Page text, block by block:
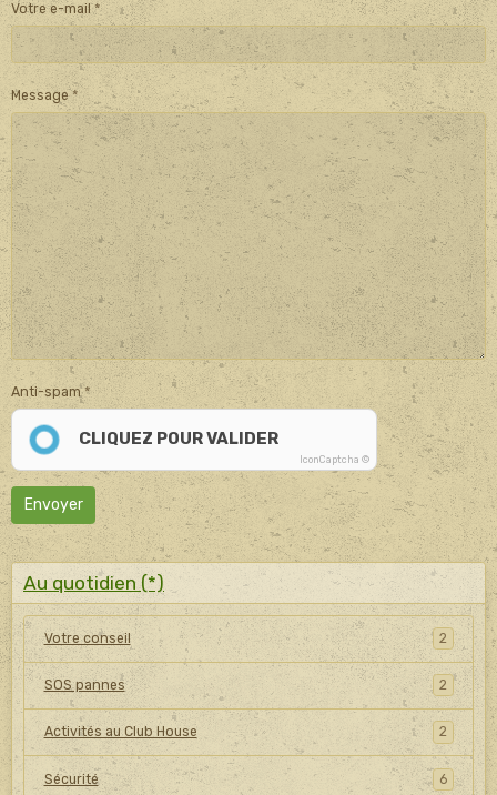
Votre e-mail
Message
Anti-spam
CLIQUEZ POUR VALIDER
IconCaptcha ©
Envoyer
Au quotidien (*)
Votre conseil 2
SOS pannes 2
Activités au Club House 2
Sécurité 6